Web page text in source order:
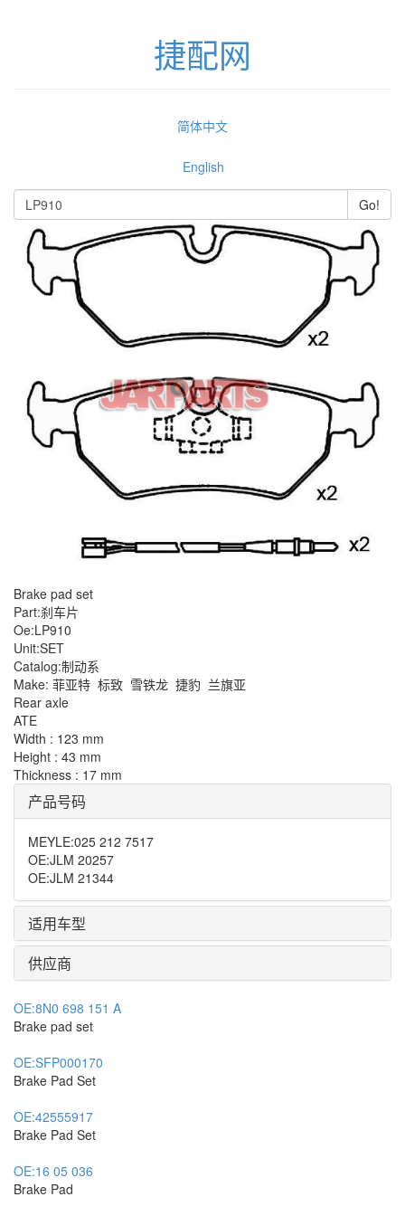
捷配网
简体中文
English
Brake pad set
Part:刹车片
Oe:LP910
Unit:SET
Catalog:制动系
Make: 菲亚特 标致 雪铁龙 捷豹 兰旗亚
Rear axle
ATE
Width : 123 mm
Height : 43 mm
Thickness : 17 mm
产品号码
MEYLE:025 212 7517
OE:JLM 20257
OE:JLM 21344
适用车型
供应商
OE:8N0 698 151 A
Brake pad set
OE:SFP000170
Brake Pad Set
OE:42555917
Brake Pad Set
OE:16 05 036
Brake Pad